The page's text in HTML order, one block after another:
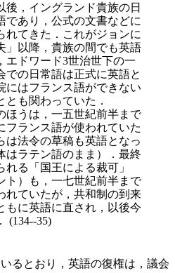
後，イングランド貴族の日
であり，公式の文書などに
れてきた．これがジョンに
」以降，貴族の間でも英語
エドワード3世治世下の一
での日常語は正式に英語と
にはフランス語ができない
とも関わっていた．
うは，一五世紀前半まで
フランス語が使われていた
は法令の草稿も英語となっ
はラテン語のまま）．最終
る「国王による裁可」
ト）も，一七世紀前半まで
れていたが，共和制の到来
もに英語に直され，以後今
(134--35)
るとおり，英語の復権は，議会